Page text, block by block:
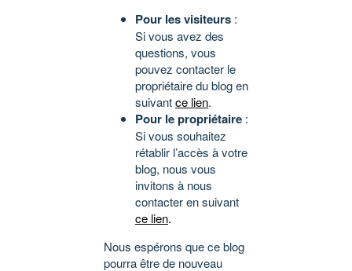
Pour les visiteurs :
Si vous avez des
questions, vous
pouvez contacter le
propriétaire du blog en
suivantce lien.
Pour le propriétaire :
Si vous souhaitez
rétablir l’accès à votre
blog, nous vous
invitons à nous
contacter en suivant
ce lien.
Nous espérons que ce blog
pourra être de nouveau